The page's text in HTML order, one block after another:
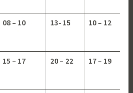
08 – 10 13- 15 10 – 12
15 – 17 20 – 22 17 – 19